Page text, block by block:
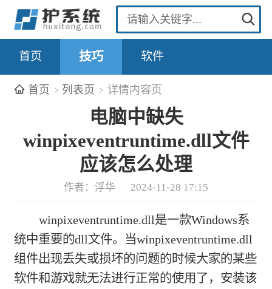
首页 技巧 软件
首页 列表页 详情内容页
电脑中缺失
winpixeventruntime.dll文件
应该怎么处理
作者：浮华 2024-11-28 17:15
winpixeventruntime.dll是一款Windows系
统中重要的dll文件。当winpixeventruntime.dll
组件出现丢失或损坏的问题的时候大家的某些
软件和游戏就无法进行正常的使用了，安装该